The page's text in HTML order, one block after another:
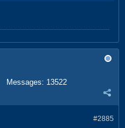
Messages: 13522
#2885